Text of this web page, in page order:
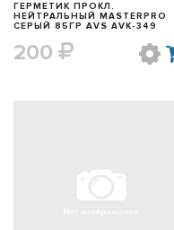
ГЕРМЕТИК ПРОКЛ.
НЕЙТРАЛЬНЫЙ MASTERPRO
СЕРЫЙ 85ГР AVS AVK-349
200